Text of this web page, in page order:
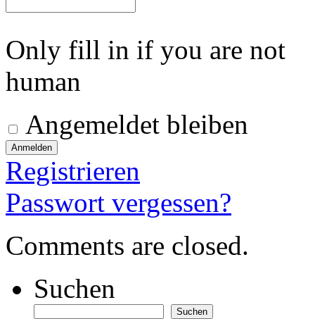
Only fill in if you are not
human
Angemeldet bleiben
Registrieren
Passwort vergessen?
Comments are closed.
Suchen
Suchen